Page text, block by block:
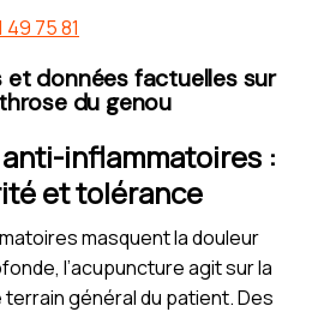
49 75 81
données factuelles sur
du genou
inflammatoires :
et tolérance
masquent la douleur
l’acupuncture agit sur la
terrain général du patient. Des